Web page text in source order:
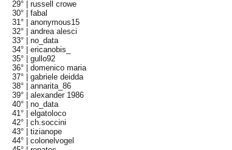
29° |russell crowe
30° |fabal
31° |anonymous15
32° |andrea alesci
33° |no_data
34° |ericanobis_
35° |gullo92
36° |domenico maria
37° |gabriele deidda
38° |annarita_86
39° |alexander 1986
40° |no_data
41° |elgatoloco
42° |ch.soccini
43° |tizianope
44° |colonelvogel